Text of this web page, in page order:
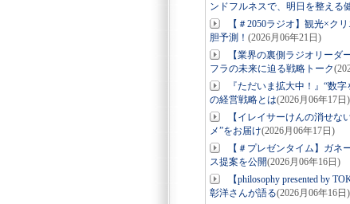
ンドフルネスで、明日を整える
【＃2050ラジオ】観光×ク
胆予測！ (2026月06年21日)
【業界の裏側ラジオリー
フラの未来に迫る戦略トーク
『ただいま拡大中！』“数
の経営戦略とは(2026月06年17日)
【イレイサーけんの消せ
メ”をお届け(2026月06年17日)
【＃プレゼンタイム】ガ
ス提案を公開(2026月06年16日)
【philosophy presented by
彰洋さんが語る(2026月06年16日)